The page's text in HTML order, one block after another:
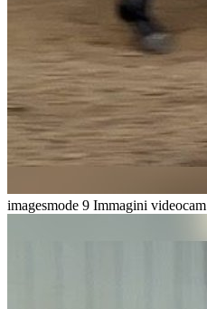
imagesmode 9 Immagini videocam